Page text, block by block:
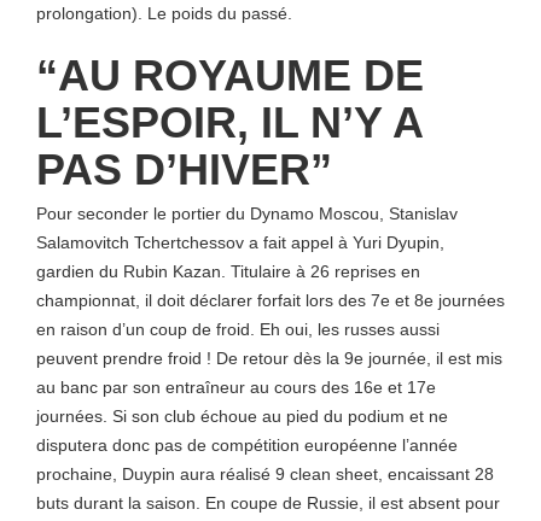
prolongation). Le poids du passé.
“AU ROYAUME DE
L’ESPOIR, IL N’Y A
PAS D’HIVER”
Pour seconder le portier du Dynamo Moscou, Stanislav
Salamovitch Tchertchessov a fait appel à Yuri Dyupin,
gardien du Rubin Kazan. Titulaire à 26 reprises en
championnat, il doit déclarer forfait lors des 7e et 8e journées
en raison d’un coup de froid. Eh oui, les russes aussi
peuvent prendre froid ! De retour dès la 9e journée, il est mis
au banc par son entraîneur au cours des 16e et 17e
journées. Si son club échoue au pied du podium et ne
disputera donc pas de compétition européenne l’année
prochaine, Duypin aura réalisé 9 clean sheet, encaissant 28
buts durant la saison. En coupe de Russie, il est absent pour